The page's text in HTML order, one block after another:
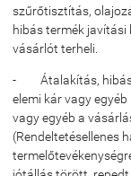
szűrőtisztítás,
hibás termék
vásárlót terheli.
- Átalakítás, hibás
elemi kár vagy
vagy egyéb a
(Rendeltetésellenes